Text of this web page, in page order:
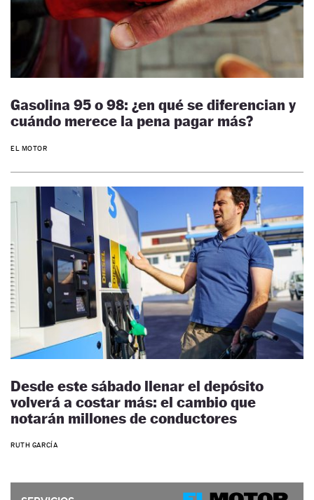
Gasolina 95 o 98: ¿en qué se diferencian y
cuándo merece la pena pagar más?
EL MOTOR
Desde este sábado llenar el depósito
volverá a costar más: el cambio que
notarán millones de conductores
RUTH GARCÍA